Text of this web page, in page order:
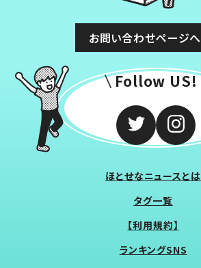
お問い合わせページへ
Follow US!
ほとせなニュースとは
タグ一覧
【利用規約】
ランキングSNS